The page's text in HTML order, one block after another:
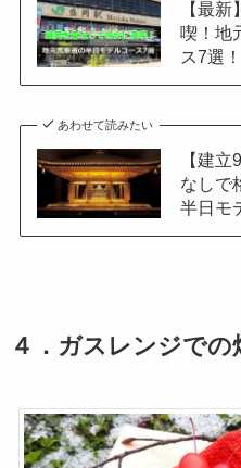
【最
喫！地
ス7選！
あわせて読みたい
【建
なしで
半日モ
４．ガスレンジでの